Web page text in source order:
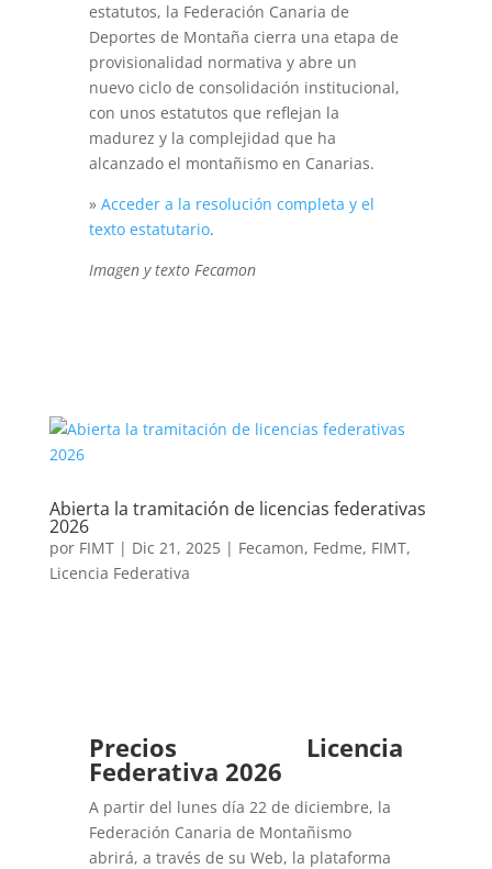
estatutos, la Federación Canaria de
Deportes de Montaña cierra una etapa de
provisionalidad normativa y abre un
nuevo ciclo de consolidación institucional,
con unos estatutos que reflejan la
madurez y la complejidad que ha
alcanzado el montañismo en Canarias.
» Acceder a la resolución completa y el
texto estatutario.
Imagen y texto Fecamon
Abierta la tramitación de licencias federativas
2026
por FIMT| Dic 21, 2025| Fecamon, Fedme, FIMT,
Licencia Federativa
Precios Licencia
Federativa 2026
A partir del lunes día 22 de diciembre, la
Federación Canaria de Montañismo
abrirá, a través de su Web, la plataforma